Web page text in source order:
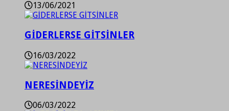
13/06/2021
GİDERLERSE GİTSİNLER
16/03/2022
NERESİNDEYİZ
06/03/2022